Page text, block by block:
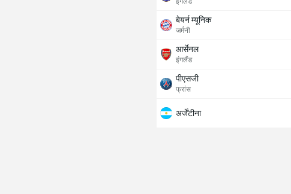
बेयर्न म्यूनिक
जर्मनी
आर्सेनल
इंगलैंड
पीएसजी
फ्रांस
अर्जेंटीना